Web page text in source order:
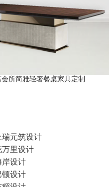
所简雅轻奢餐桌家具定制
瑞元筑设计
万里设计
岸设计
顿设计